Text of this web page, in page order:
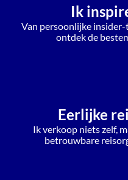
Ik
Van persoonlijke
ontdek de
Eerlijke
Ik verkoop niets zelf,
betrouwbare